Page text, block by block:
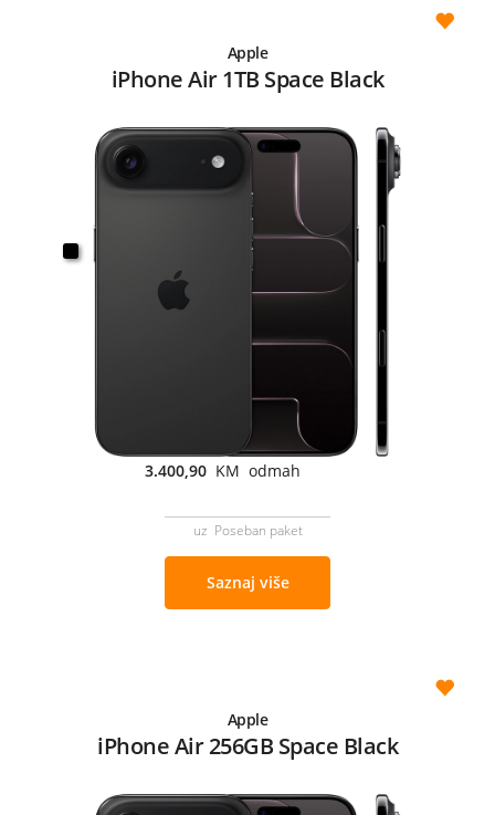
Apple
iPhone Air 1TB Space Black
3.400,90 KM odmah
uz Poseban paket
Saznaj više
Apple
iPhone Air 256GB Space Black